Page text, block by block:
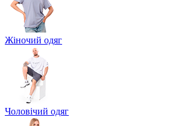
Жіночий одяг
Чоловічий одяг